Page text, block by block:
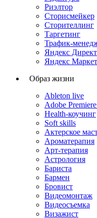
Риэлтор
Сторисмейкер
Сторителлинг
Таргетинг
Трафик-
Яндекс Директ
Яндекс Маркет
Образ жизни
Ableton live
Adobe
Health-коучинг
Soft skills
Актерское
Ароматерапия
Арт-терапия
Астрология
Бариста
Бармен
Бровист
Видеомонтаж
Видеосъемка
Визажист